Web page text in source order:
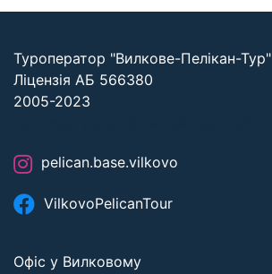
Туроператор "Вилкове-Пелікан-Тур"
Ліцензія АБ 566380
2005-2023
pelican.base.vilkovo
VilkovoPelicanTour
Офіс у Вилковому